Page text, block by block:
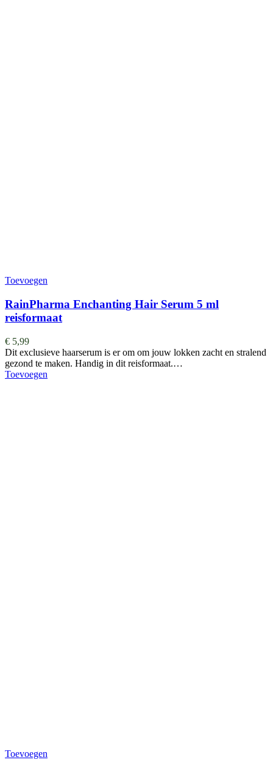
Toevoegen
RainPharma Enchanting Hair Serum 5 ml
reisformaat
€ 5,99
Dit exclusieve haarserum is er om om jouw lokken zacht en stralend
gezond te maken. Handig in dit reisformaat.…
Toevoegen
Toevoegen